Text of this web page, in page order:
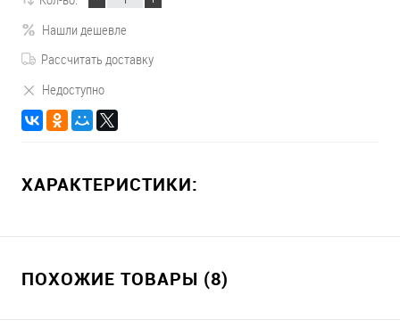
Нашли дешевле
Рассчитать доставку
Недоступно
ХАРАКТЕРИСТИКИ:
ПОХОЖИЕ ТОВАРЫ (8)